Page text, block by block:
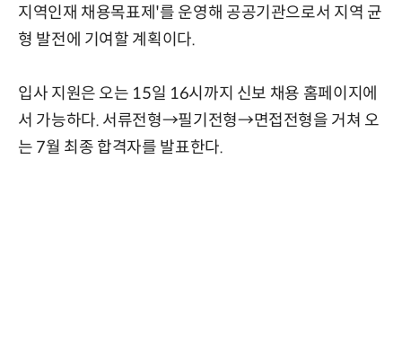
지역인재 채용목표제'를 운영해 공공기관으로서 지역 균
형 발전에 기여할 계획이다.
입사 지원은 오는 15일 16시까지 신보 채용 홈페이지에
서 가능하다. 서류전형→필기전형→면접전형을 거쳐 오
는 7월 최종 합격자를 발표한다.